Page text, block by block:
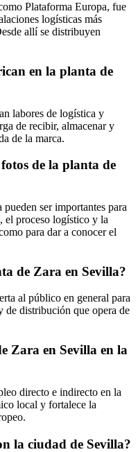
Plataforma Europa, fue
logísticas más
allí se distribuyen
en la planta de
labores de logística y
de recibir, almacenar y
de la marca.
de la planta de
ser importantes para
el proceso logístico y la
para dar a conocer el
de Zara en Sevilla?
al público en general para
de distribución que opera de
Zara en Sevilla en la
directo e indirecto en la
local y fortalece la
la ciudad de Sevilla?